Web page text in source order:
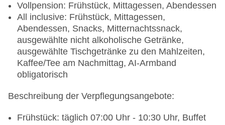
Vollpension: Frühstück, Mittagessen, Abendessen
All inclusive: Frühstück, Mittagessen,
Abendessen, Snacks, Mitternachtssnack,
ausgewählte nicht alkoholische Getränke,
ausgewählte Tischgetränke zu den Mahlzeiten,
Kaffee/Tee am Nachmittag, AI-Armband
obligatorisch
Beschreibung der Verpflegungsangebote:
Frühstück: täglich 07:00 Uhr - 10:30 Uhr, Buffet